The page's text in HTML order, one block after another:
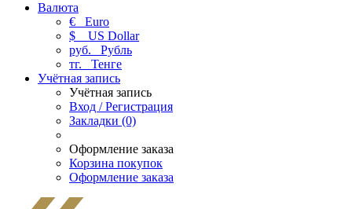
Валюта
€ Euro
$
US Dollar
руб. Рубль
тг. Тенге
Учётная запись
Учётная запись
Вход / Регистрация
Закладки (0)
Оформление заказа
Корзина покупок
Оформление заказа